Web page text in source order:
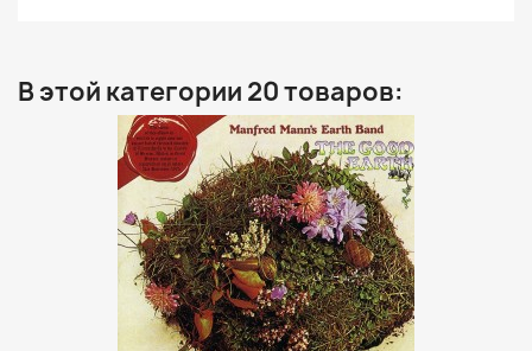
В этой категории 20 товаров: